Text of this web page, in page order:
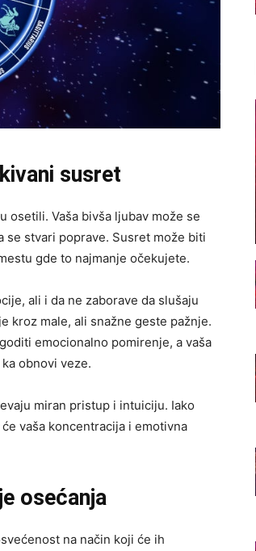
susret
osetili. Vaša bivša ljubav može se
stvari poprave. Susret može biti
gde to najmanje očekujete.
ali i da ne zaborave da slušaju
kroz male, ali snažne geste pažnje.
emocionalno pomirenje, a vaša
obnovi veze.
miran pristup i intuiciju. Iako
vaša koncentracija i emotivna
osećanja
na način koji će ih